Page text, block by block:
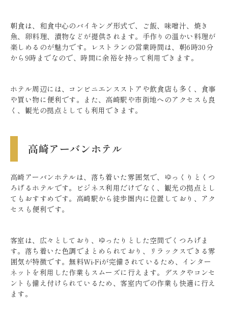
朝食は、和食中心のバイキング形式で、ご飯、味噌汁、焼き
魚、卵料理、漬物などが提供されます。手作りの温かい料理が
楽しめるのが魅力です。レストランの営業時間は、朝6時30分
から9時までなので、時間に余裕を持って利用できます。
ホテル周辺には、コンビニエンスストアや飲食店も多く、食事
や買い物に便利です。また、高崎駅や市街地へのアクセスも良
く、観光の拠点としても利用できます。
高崎アーバンホテル
高崎アーバンホテルは、落ち着いた雰囲気で、ゆっくりとくつ
ろげるホテルです。ビジネス利用だけでなく、観光の拠点とし
てもおすすめです。高崎駅から徒歩圏内に位置しており、アク
セスも便利です。
客室は、広々としており、ゆったりとした空間でくつろげま
す。落ち着いた色調でまとめられており、リラックスできる雰
囲気が特徴です。無料Wi-Fiが完備されているため、インター
ネットを利用した作業もスムーズに行えます。デスクやコンセ
ントも備え付けられているため、客室内での作業も快適に行え
ます。